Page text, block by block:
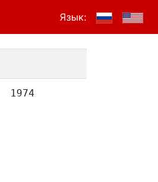
Язык:
1974